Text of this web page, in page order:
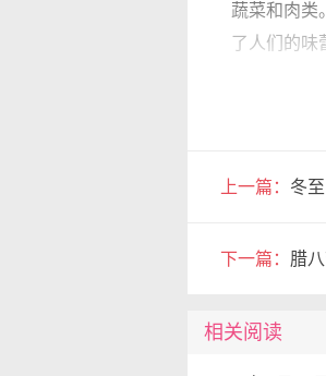
蔬菜和肉类
了人们的味
腊八节的
月时分，
到家庭的温
子里，家
上一篇： 冬
下一篇： 腊
相关阅读